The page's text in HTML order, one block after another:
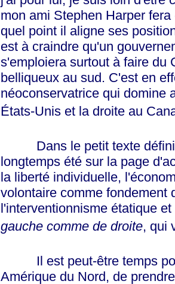
mon ami Stephen Harper
quel point il aligne ses
est à craindre qu'un
s'emploiera surtout à faire du
belliqueux au sud. C'est en
néoconservatrice qui domine
États-Unis et la droite au
Dans le petit texte
longtemps été sur la page
la liberté individuelle,
volontaire comme fondement
l'interventionnisme étatique
gauche comme de droite, qui
Il est peut-être temps
Amérique du Nord, de